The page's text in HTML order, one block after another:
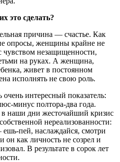
это сделать?
причина — счастье. Как
опросы, женщины крайне не
незащищенности,
на руках. А женщина,
живет в постоянном
исполнять не свою роль.
очень интересный показатель:
минус полтора-два года.
наши дни жесточайший кризис
нереализованности:
пей, наслаждайся, смотри
он как личность не созрел и
В результате в сорок лет